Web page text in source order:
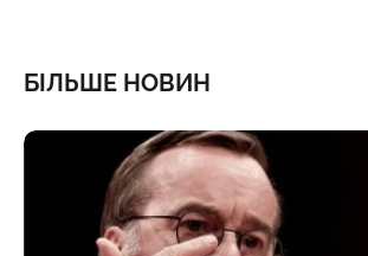
БІЛЬШЕ НОВИН